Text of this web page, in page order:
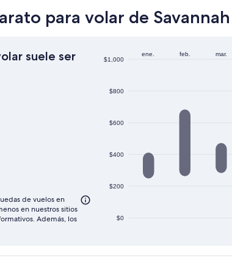
para volar de
suele ser
$0
$200
$400
$600
$800
$1,000
ene. feb. mar.
de vuelos en
en nuestros sitios
Además, los